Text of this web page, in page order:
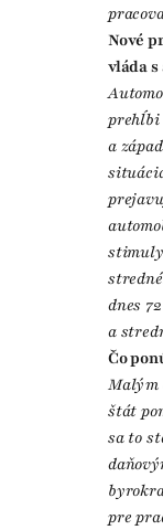
Nové
vláda
prehĺbi
a
dnes
a
Čo
Malým
štát
sa to
pre